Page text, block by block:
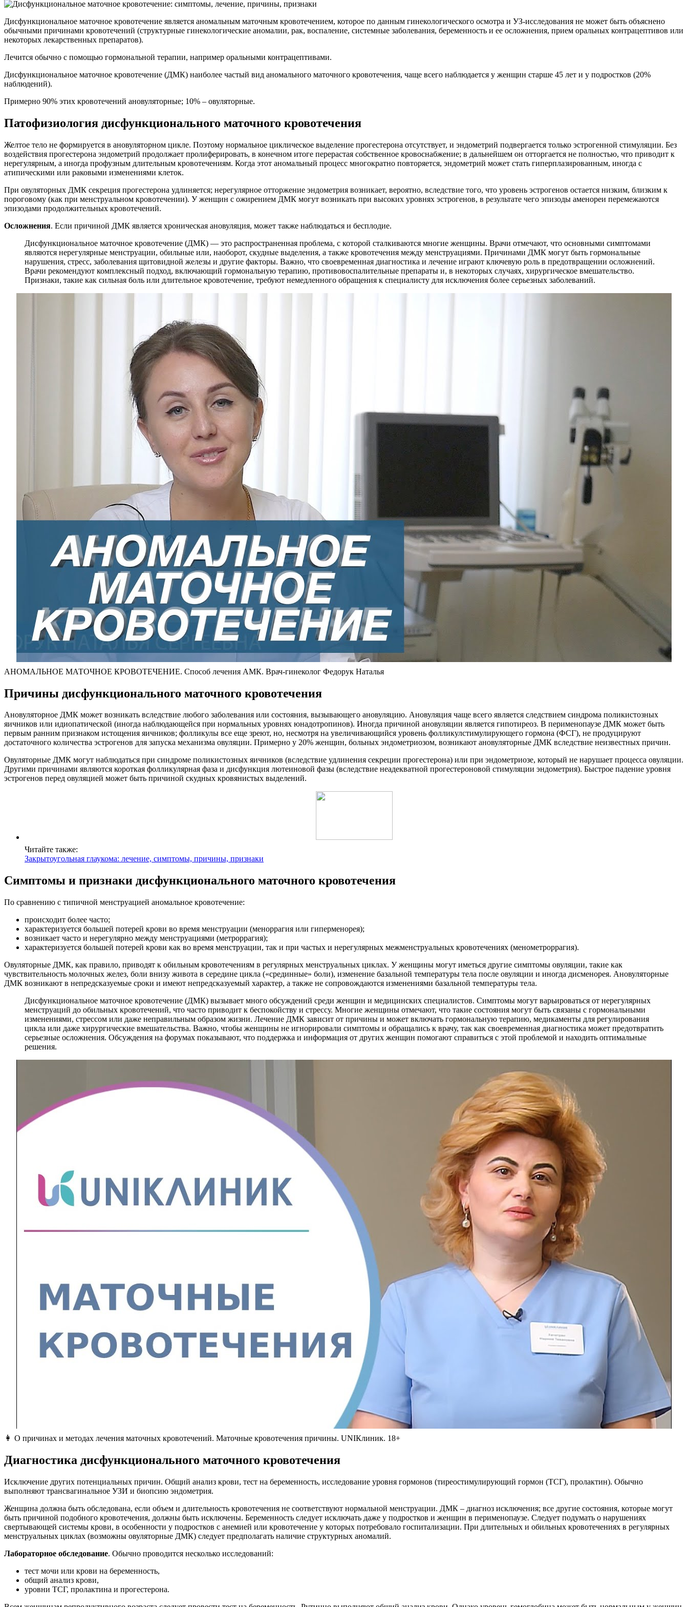
Дисфункциональное маточное кровотечение является аномальным маточным кровотечением, которое по данным гинекологического осмотра и УЗ-исследования не может быть объяснено
обычными причинами кровотечений (структурные гинекологические аномалии, рак, воспаление, системные заболевания, беременность и ее осложнения, прием оральных контрацептивов или
некоторых лекарственных препаратов).
Лечится обычно с помощью гормональной терапии, например оральными контрацептивами.
Дисфункциональное маточное кровотечение (ДМК) наиболее частый вид аномального маточного кровотечения, чаще всего наблюдается у женщин старше 45 лет и у подростков (20%
наблюдений).
Примерно 90% этих кровотечений ановуляторные; 10% – овуляторные.
Патофизиология дисфункционального маточного кровотечения
Желтое тело не формируется в ановуляторном цикле. Поэтому нормальное циклическое выделение прогестерона отсутствует, и эндометрий подвергается только эстрогенной стимуляции. Без
воздействия прогестерона эндометрий продолжает пролиферировать, в конечном итоге перерастая собственное кровоснабжение; в дальнейшем он отторгается не полностью, что приводит к
нерегулярным, а иногда профузным длительным кровотечениям. Когда этот аномальный процесс многократно повторяется, эндометрий может стать гиперплазированным, иногда с
атипическими или раковыми изменениями клеток.
При овуляторных ДМК секреция прогестерона удлиняется; нерегулярное отторжение эндометрия возникает, вероятно, вследствие того, что уровень эстрогенов остается низким, близким к
пороговому (как при менструальном кровотечении). У женщин с ожирением ДМК могут возникать при высоких уровнях эстрогенов, в результате чего эпизоды аменореи перемежаются
эпизодами продолжительных кровотечений.
Осложнения. Если причиной ДМК является хроническая ановуляция, может также наблюдаться и бесплодие.
Дисфункциональное маточное кровотечение (ДМК) — это распространенная проблема, с которой сталкиваются многие женщины. Врачи отмечают, что основными симптомами
являются нерегулярные менструации, обильные или, наоборот, скудные выделения, а также кровотечения между менструациями. Причинами ДМК могут быть гормональные
нарушения, стресс, заболевания щитовидной железы и другие факторы. Важно, что своевременная диагностика и лечение играют ключевую роль в предотвращении осложнений.
Врачи рекомендуют комплексный подход, включающий гормональную терапию, противовоспалительные препараты и, в некоторых случаях, хирургическое вмешательство.
Признаки, такие как сильная боль или длительное кровотечение, требуют немедленного обращения к специалисту для исключения более серьезных заболеваний.
АНОМАЛЬНОЕ МАТОЧНОЕ КРОВОТЕЧЕНИЕ. Способ лечения АМК. Врач-гинеколог Федорук Наталья
Причины дисфункционального маточного кровотечения
Ановуляторное ДМК может возникать вследствие любого заболевания или состояния, вызывающего ановуляцию. Ановуляция чаще всего является следствием синдрома поликистозных
яичников или идиопатической (иногда наблюдающейся при нормальных уровнях юнадотропинов). Иногда причиной ановуляции является гипотиреоз. В перименопаузе ДМК может быть
первым ранним признаком истощения яичников; фолликулы все еще зреют, но, несмотря на увеличивающийся уровень фолликулстимулирующего гормона (ФСГ), не продуцируют
достаточного количества эстрогенов для запуска механизма овуляции. Примерно у 20% женщин, больных эндометриозом, возникают ановуляторные ДМК вследствие неизвестных причин.
Овуляторные ДМК могут наблюдаться при синдроме поликистозных яичников (вследствие удлинения секреции прогестерона) или при эндометриозе, который не нарушает процесса овуляции.
Другими причинами являются короткая фолликулярная фаза и дисфункция лютеиновой фазы (вследствие неадекватной прогестероновой стимуляции эндометрия). Быстрое падение уровня
эстрогенов перед овуляцией может быть причиной скудных кровянистых выделений.
Читайте также:
Закрытоугольная глаукома: лечение, симптомы, причины, признаки
Симптомы и признаки дисфункционального маточного кровотечения
По сравнению с типичной менструацией аномальное кровотечение:
происходит более часто;
характеризуется большей потерей крови во время менструации (меноррагия или гиперменорея);
возникает часто и нерегулярно между менструациями (метроррагия);
характеризуется большей потерей крови как во время менструации, так и при частых и нерегулярных межменструальных кровотечениях (менометроррагия).
Овуляторные ДМК, как правило, приводят к обильным кровотечениям в регулярных менструальных циклах. У женщины могут иметься другие симптомы овуляции, такие как
чувствительность молочных желез, боли внизу живота в середине цикла («срединные» боли), изменение базальной температуры тела после овуляции и иногда дисменорея. Ановуляторные
ДМК возникают в непредсказуемые сроки и имеют непредсказуемый характер, а также не сопровождаются изменениями базальной температуры тела.
Дисфункциональное маточное кровотечение (ДМК) вызывает много обсуждений среди женщин и медицинских специалистов. Симптомы могут варьироваться от нерегулярных
менструаций до обильных кровотечений, что часто приводит к беспокойству и стрессу. Многие женщины отмечают, что такие состояния могут быть связаны с гормональными
изменениями, стрессом или даже неправильным образом жизни. Лечение ДМК зависит от причины и может включать гормональную терапию, медикаменты для регулирования
цикла или даже хирургические вмешательства. Важно, чтобы женщины не игнорировали симптомы и обращались к врачу, так как своевременная диагностика может предотвратить
серьезные осложнения. Обсуждения на форумах показывают, что поддержка и информация от других женщин помогают справиться с этой проблемой и находить оптимальные
решения.
👩 О причинах и методах лечения маточных кровотечений. Маточные кровотечения причины. UNIКлиник. 18+
Диагностика дисфункционального маточного кровотечения
Исключение других потенциальных причин. Общий анализ крови, тест на беременность, исследование уровня гормонов (тиреостимулирующий гормон (ТСГ), пролактин). Обычно
выполняют трансвагинальное УЗИ и биопсию эндометрия.
Женщина должна быть обследована, если объем и длительность кровотечения не соответствуют нормальной менструации. ДМК – диагноз исключения; все другие состояния, которые могут
быть причиной подобного кровотечения, должны быть исключены. Беременность следует исключать даже у подростков и женщин в перименопаузе. Следует подумать о нарушениях
свертывающей системы крови, в особенности у подростков с анемией или кровотечение у которых потребовало госпитализации. При длительных и обильных кровотечениях в регулярных
менструальных циклах (возможны овуляторные ДМК) следует предполагать наличие структурных аномалий.
Лабораторное обследование. Обычно проводится несколько исследований:
тест мочи или крови на беременность,
общий анализ крови,
уровни ТСГ, пролактина и прогестерона.